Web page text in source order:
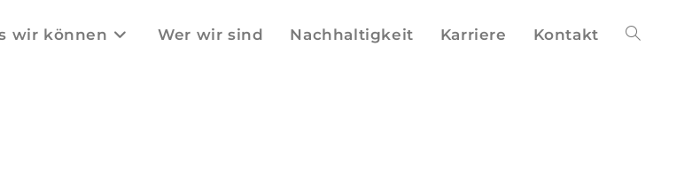
wir können Wer wir sind Nachhaltigkeit Karriere Kontakt